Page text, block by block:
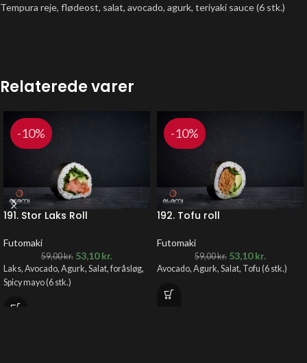
Tempura reje, flødeost, salat, avocado, agurk, teriyaki sauce (6 stk.)
Relaterede varer
-10%
191. Stor Laks Roll
Futomaki
59,00kr. 53,10kr.
Laks, Avocado, Agurk, Salat, foråsløg,
Spicy mayo (6 stk.)
-10%
192. Tofu roll
Futomaki
59,00kr. 53,10kr.
Avocado, Agurk, Salat, Tofu (6 stk.)